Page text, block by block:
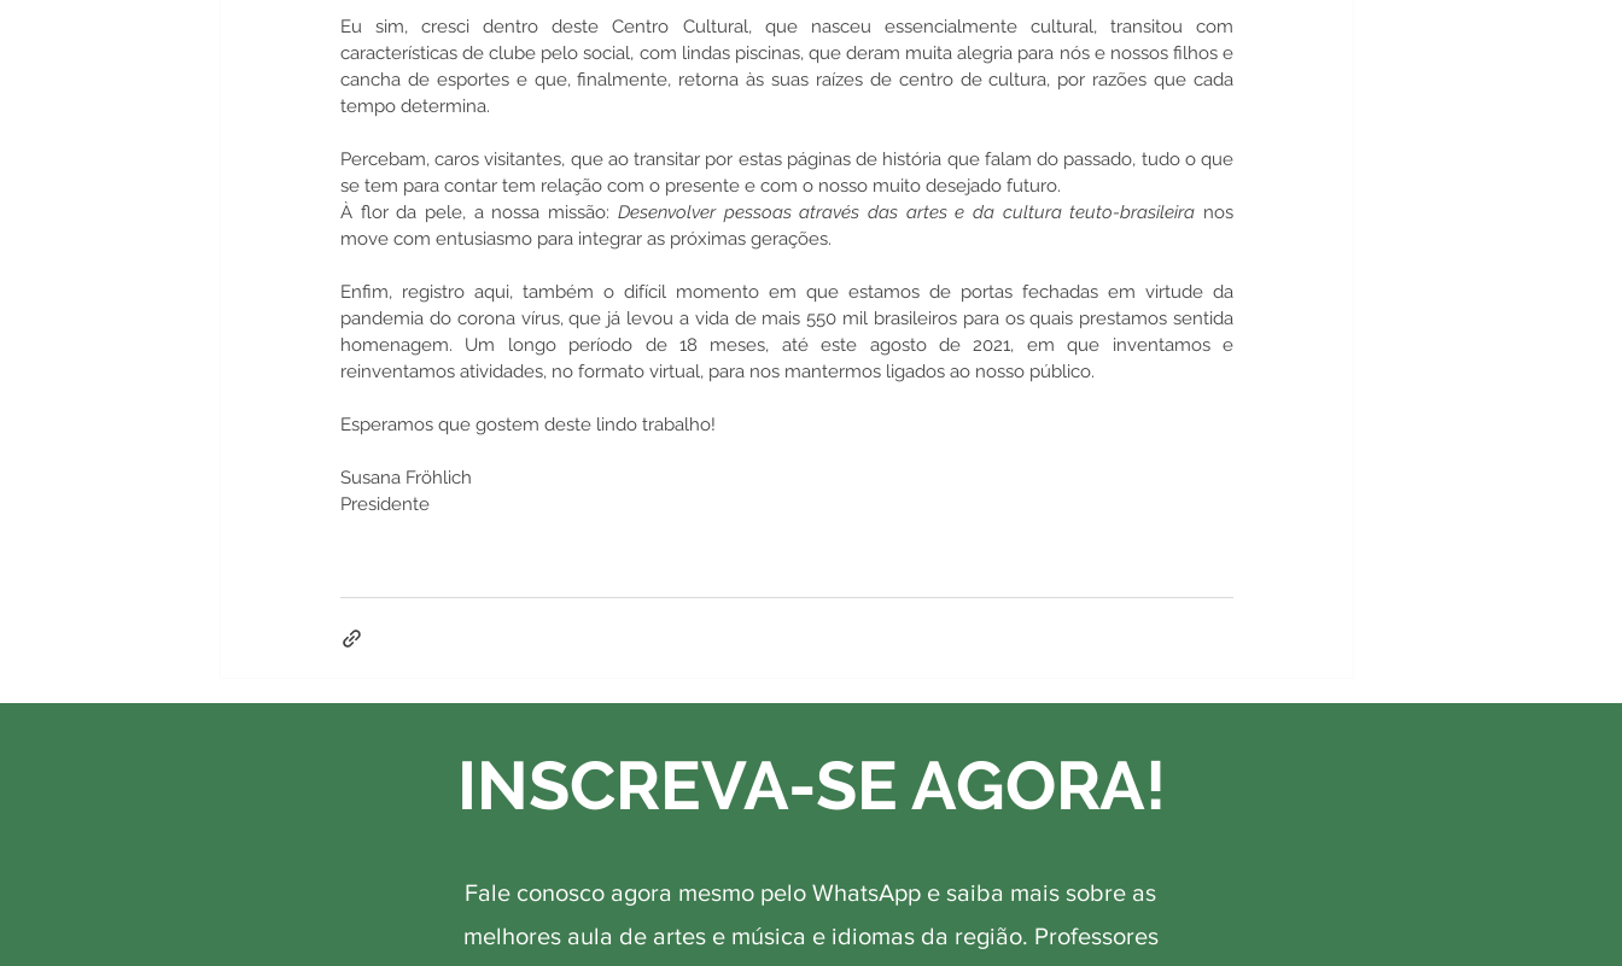
Eu sim, cresci dentro deste Centro Cultural, que nasceu essencialmente cultural, transitou com
características de clube pelo social, com lindas piscinas, que deram muita alegria para nós e nossos filhos e
cancha de esportes e que, finalmente, retorna às suas raízes de centro de cultura, por razões que cada
tempo determina.
Percebam, caros visitantes, que ao transitar por estas páginas de história que falam do passado, tudo o que
se tem para contar tem relação com o presente e com o nosso muito desejado futuro.
À flor da pele, a nossa missão: Desenvolver pessoas através das artes e da cultura teuto-brasileira nos
move com entusiasmo para integrar as próximas gerações.
Enfim, registro aqui, também o difícil momento em que estamos de portas fechadas em virtude da
pandemia do corona vírus, que já levou a vida de mais 550 mil brasileiros para os quais prestamos sentida
homenagem. Um longo período de 18 meses, até este agosto de 2021, em que inventamos e
reinventamos atividades, no formato virtual, para nos mantermos ligados ao nosso público.
Esperamos que gostem deste lindo trabalho!
Susana Fröhlich
Presidente
INSCREVA-SE AGORA!
Fale conosco agora mesmo pelo WhatsApp e saiba mais sobre as
melhores aula de artes e música e idiomas da região. Professores